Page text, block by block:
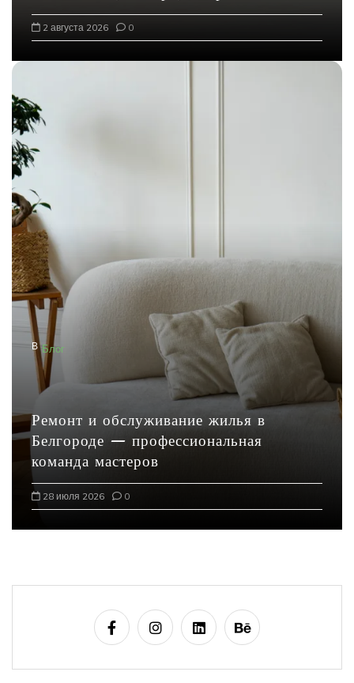
2 августа 2026 0
В Блог
Ремонт и обслуживание жилья в
Белгороде — профессиональная
команда мастеров
28 июля 2026 0